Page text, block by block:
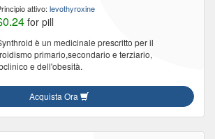
attivo: levothyroxine
for pill
è un medicinale prescritto per il
primario,secondario e terziario,
e dell'obesità.
Acquista Ora